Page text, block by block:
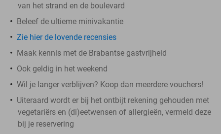
van het strand en de boulevard
Beleef de ultieme minivakantie
Zie hier de lovende recensies
Maak kennis met de Brabantse gastvrijheid
Ook geldig in het weekend
Wil je langer verblijven? Koop dan meerdere vouchers!
Uiteraard wordt er bij het ontbijt rekening gehouden met
vegetariërs en (di)eetwensen of allergieën, vermeld deze
bij je reservering